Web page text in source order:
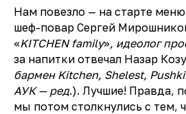
Нам повезло — на старте
шеф-повар Сергей
«KITCHEN family», идеолог
за напитки отвечал Назар
бармен Kitchen, Shelest,
АУК — ред.). Лучшие! Правда,
мы потом столкнулись с тем,